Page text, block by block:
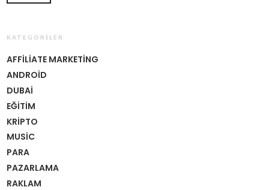
KATEGORILER
AFFILIATE MARKETING
ANDROID
DUBAI
EĞITIM
KRIPTO
MUSIC
PARA
PAZARLAMA
RAKLAM